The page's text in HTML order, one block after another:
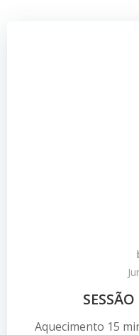
Aquecimento 15